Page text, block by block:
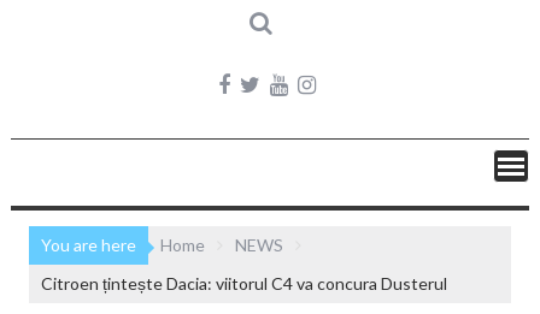
You are here Home
NEWS
Citroen țintește Dacia: viitorul C4 va concura Dusterul